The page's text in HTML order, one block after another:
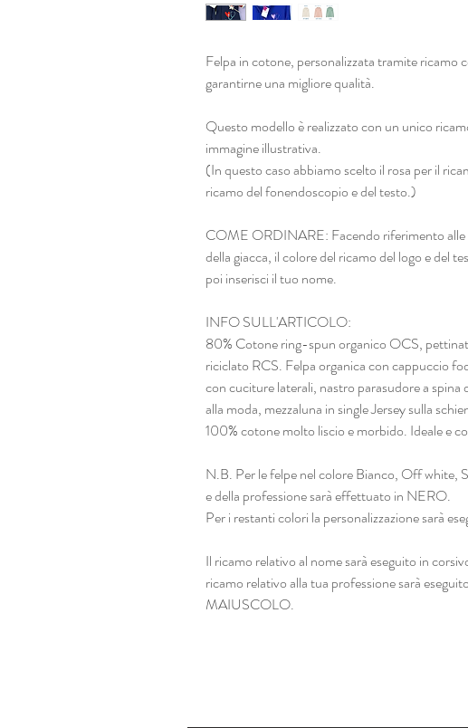
Felpa in cotone, personalizzata tramite ricamo
garantirne una migliore qualità.
Questo modello è realizzato con un unico
immagine illustrativa.
(In questo caso abbiamo scelto il rosa per il
ricamo del fonendoscopio e del testo.)
COME ORDINARE: Facendo riferimento alle
della giacca, il colore del ricamo del logo e del
poi inserisci il tuo nome.
INFO SULL'ARTICOLO:
80% Cotone ring-spun organico OCS,
riciclato RCS. Felpa organica con cappuccio
con cuciture laterali, nastro parasudore a spina
alla moda, mezzaluna in single Jersey sulla
100% cotone molto liscio e morbido. Ideale e
N.B. Per le felpe nel colore Bianco, Off white,
e della professione sarà effettuato in NERO.
Per i restanti colori la personalizzazione sarà
Il ricamo relativo al nome sarà eseguito in
ricamo relativo alla tua professione sarà
MAIUSCOLO.